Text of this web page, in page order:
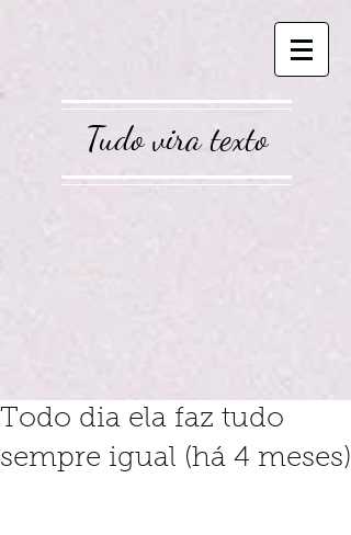
Tudo vira texto
Todo dia ela faz tudo
sempre igual (há 4 meses)